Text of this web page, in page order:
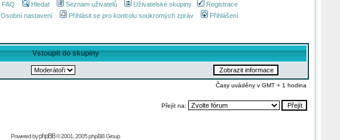
FAQ Hledat Seznam uživatelů Uživatelské skupiny
Registrace
Osobní nastavení
Přihlásit se pro kontrolu soukromých zpráv Přihlášení
Vstoupit do skupiny
Časy uváděny v GMT + 1 hodina
Přejít na:
Powered byphpBB© 2001, 2005 phpBB Group